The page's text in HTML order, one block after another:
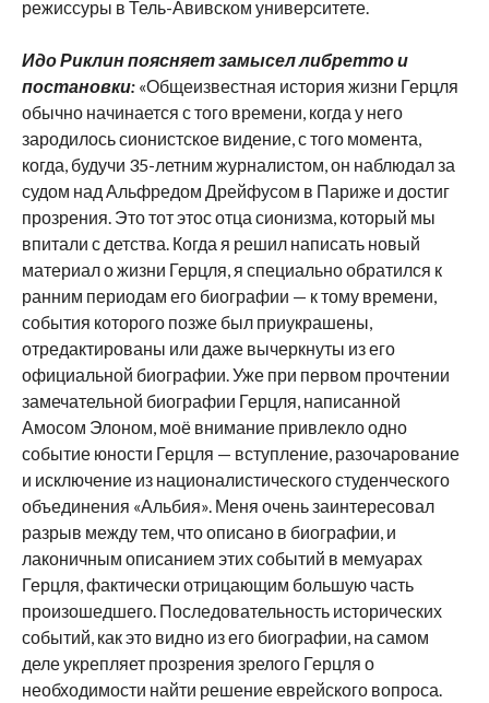
режиссуры в Тель-Авивском университете.
Идо Риклин поясняет замысел либретто и
постановки: «Общеизвестная история жизни Герцля
обычно начинается с того времени, когда у него
зародилось сионистское видение, с того момента,
когда, будучи 35-летним журналистом, он наблюдал за
судом над Альфредом Дрейфусом в Париже и достиг
прозрения. Это тот этос отца сионизма, который мы
впитали с детства. Когда я решил написать новый
материал о жизни Герцля, я специально обратился к
ранним периодам его биографии — к тому времени,
события которого позже был приукрашены,
отредактированы или даже вычеркнуты из его
официальной биографии. Уже при первом прочтении
замечательной биографии Герцля, написанной
Амосом Элоном, моё внимание привлекло одно
событие юности Герцля — вступление, разочарование
и исключение из националистического студенческого
объединения «Альбия». Меня очень заинтересовал
разрыв между тем, что описано в биографии, и
лаконичным описанием этих событий в мемуарах
Герцля, фактически отрицающим большую часть
произошедшего. Последовательность исторических
событий, как это видно из его биографии, на самом
деле укрепляет прозрения зрелого Герцля о
необходимости найти решение еврейского вопроса.